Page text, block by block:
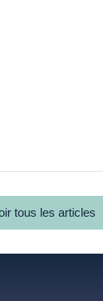
tous les articles